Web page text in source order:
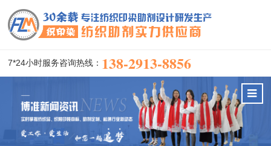
7*24小时服务咨询热线： 138-2913-8856